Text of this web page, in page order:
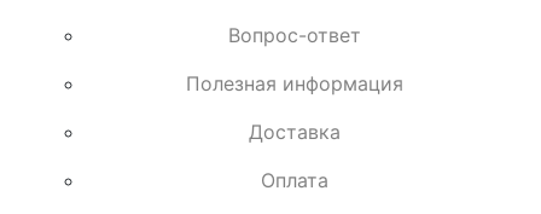
Вопрос-ответ
Полезная информация
Доставка
Оплата